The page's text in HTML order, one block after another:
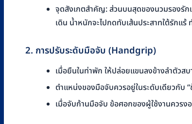
จุดสังเกตสำคัญ: ส่วนบนสุดของนวมรองรัก
เดิน น้ำหนักจะไปกดทับเส้นประสาทใต้รักแร้
2. การปรับระดับมือจับ (Handgrip)
เมื่อยืนในท่าพัก ให้ปล่อยแขนลงข้างลำตัวส
ตำแหน่งของมือจับควรอยู่ในระดับเดียวกับ
เมื่อจับก้านมือจับ ข้อศอกของผู้ใช้งานควร